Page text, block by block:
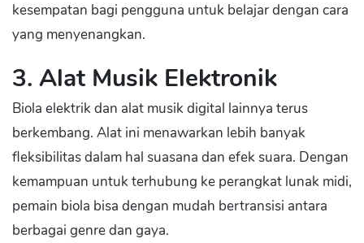
kesempatan bagi pengguna untuk belajar dengan cara
yang menyenangkan.
3. Alat Musik Elektronik
Biola elektrik dan alat musik digital lainnya terus
berkembang. Alat ini menawarkan lebih banyak
fleksibilitas dalam hal suasana dan efek suara. Dengan
kemampuan untuk terhubung ke perangkat lunak midi,
pemain biola bisa dengan mudah bertransisi antara
berbagai genre dan gaya.